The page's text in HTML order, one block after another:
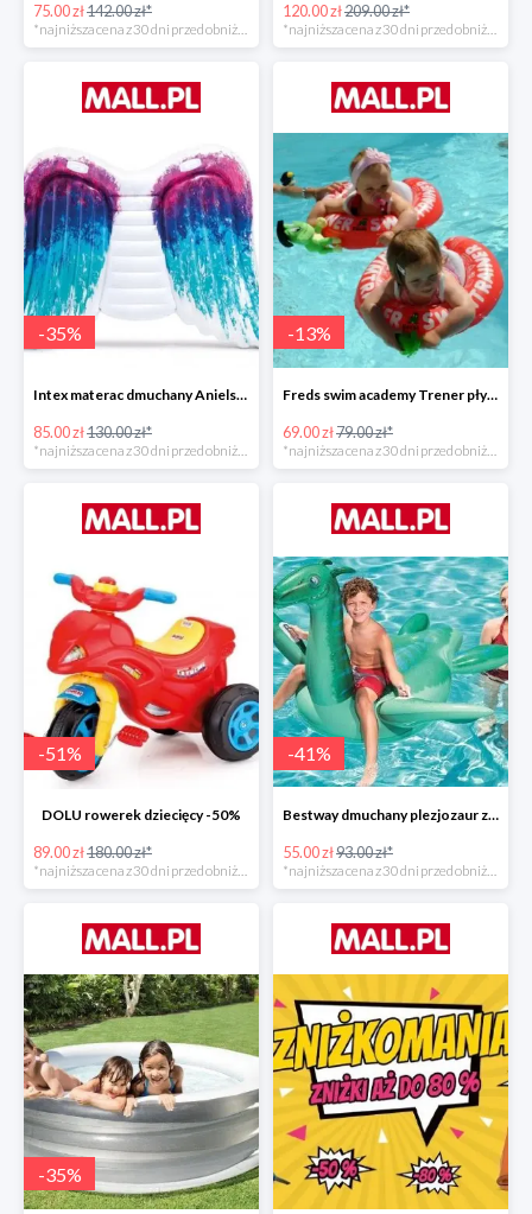
75.00 zł142.00 zł*
*najniższa cena z 30 dni przed obniżką
120.00 zł209.00 zł*
*najniższa cena z 30 dni przed obniżką
-35%
Intex materac dmuchany Anielskie skrzydła -34%
85.00 zł130.00 zł*
-13%
Freds swim academy Trener pływania
69.00 zł79.00 zł*
-51%
DOLU rowerek dziecięcy -50%
89.00 zł180.00 zł*
*najniższa cena z 30 dni przed obniżką
-41%
Bestway dmuchany plezjozaur z uchwytami -40%
55.00 zł93.00 zł*
*najniższa cena z 30 dni przed obniżką
-35%